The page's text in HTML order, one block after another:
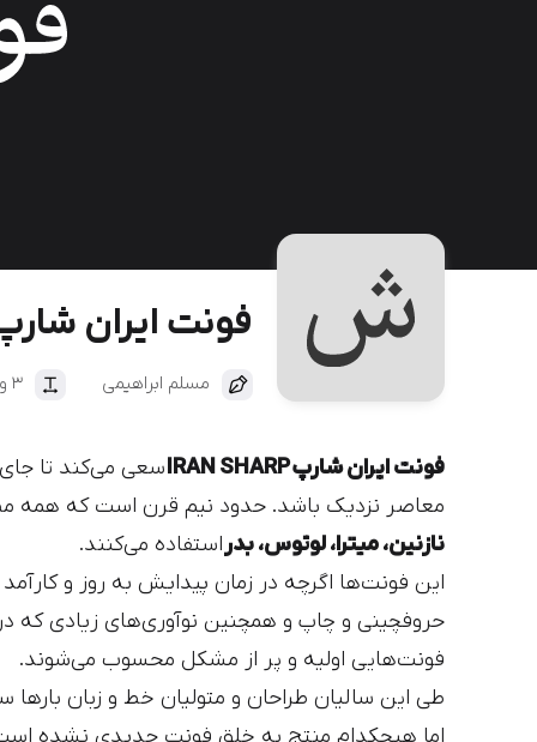
تحریر
ایران
فونت ایران
مسلم ابراهیمی 3 وزن
فونت ایران شارپ IRAN SHARP
سعی می‌کند تا
معاصر نزدیک باشد. حدود نیم قرن است که همه
نازنین، میترا، لوتوس، بدراستفاده می‌کنند.
این فونت‌ها اگرچه در زمان پیدایش به روز و کارآمد
حروفچینی و چاپ و همچنین نوآوری‌های زیادی که
فونت‌هایی اولیه و پر از مشکل محسوب می‌شوند.
طی این سالیان طراحان و متولیان خط و زبان بارها